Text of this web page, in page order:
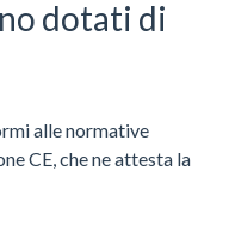
dotati di
alle normative
CE, che ne attesta la